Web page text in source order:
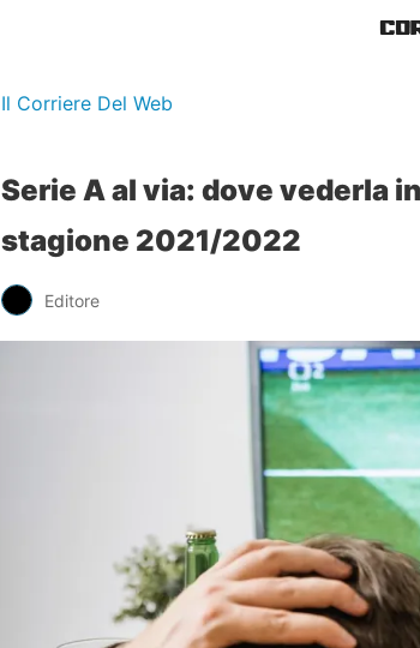
Il Corriere Del Web
Serie A al via: dove vederla
stagione 2021/2022
Editore